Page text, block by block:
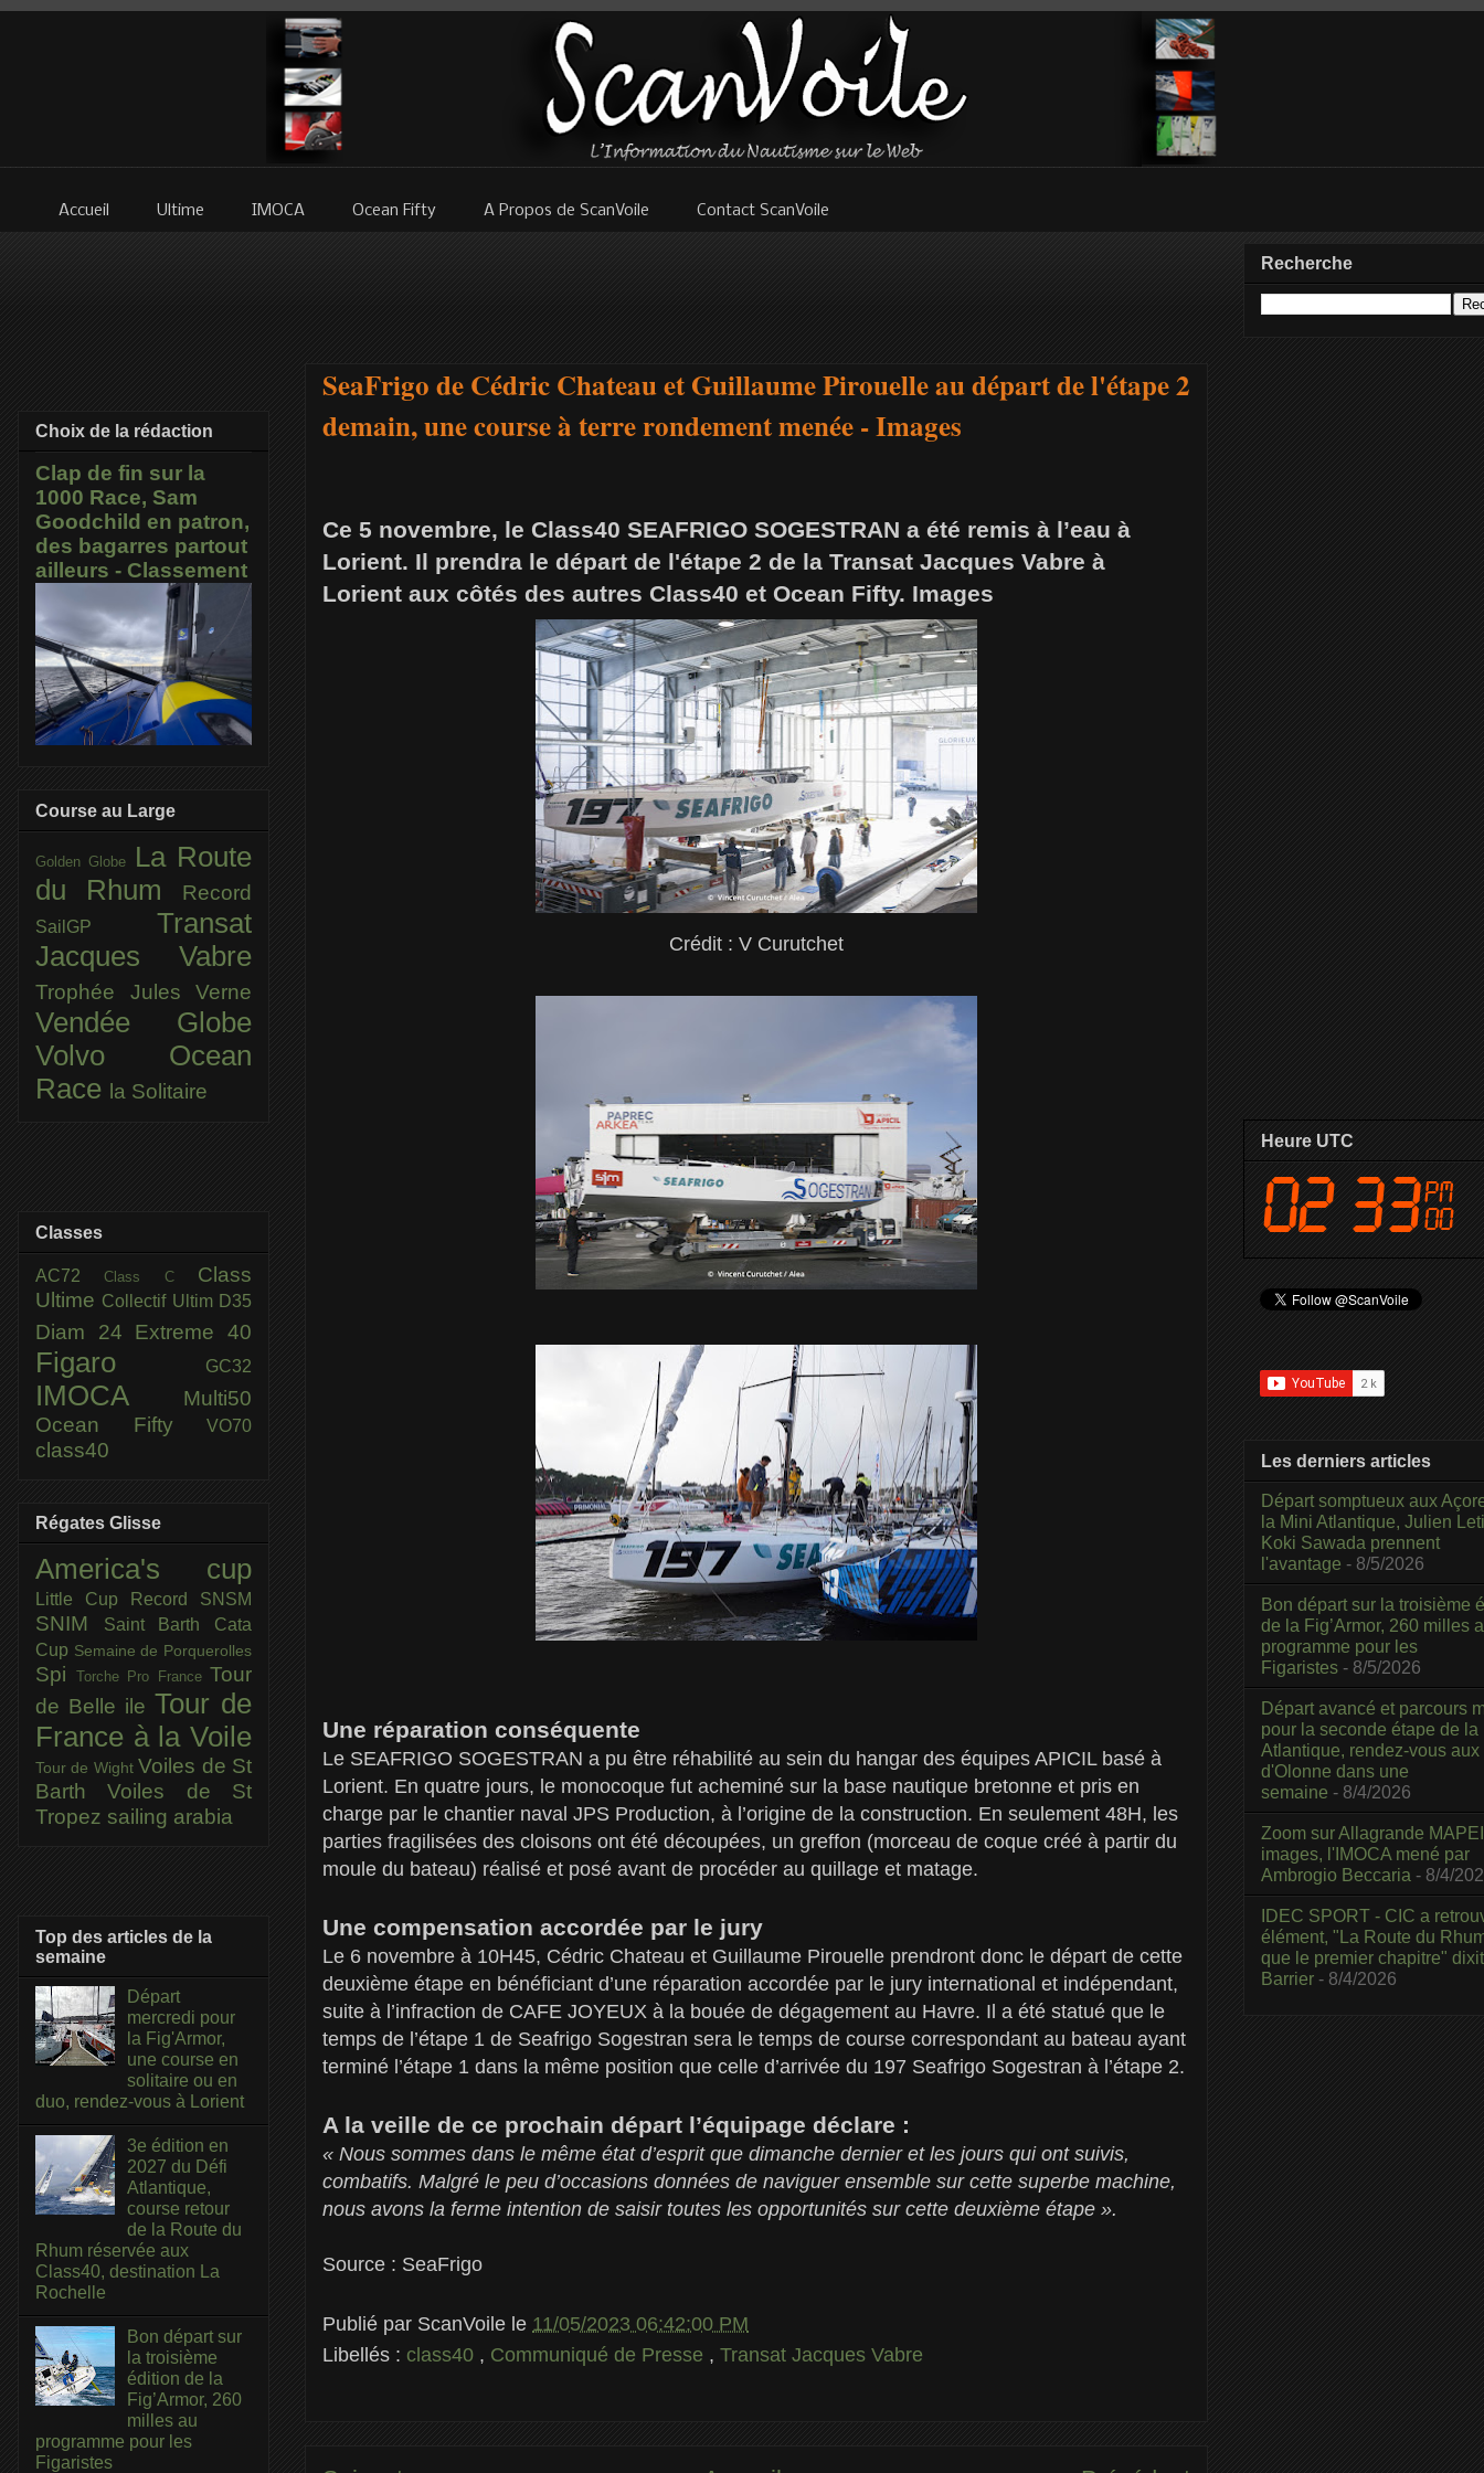
Accueil Ultime IMOCA Ocean Fifty A Propos de ScanVoile Contact ScanVoile
SeaFrigo de Cédric Chateau et Guillaume Pirouelle au départ de l'étape 2
demain, une course à terre rondement menée - Images
Ce 5 novembre, le Class40 SEAFRIGO SOGESTRAN a été remis à l’eau à
Lorient. Il prendra le départ de l'étape 2 de la Transat Jacques Vabre à
Lorient aux côtés des autres Class40 et Ocean Fifty. Images
Crédit : V Curutchet
Une réparation conséquente
Le SEAFRIGO SOGESTRAN a pu être réhabilité au sein du hangar des équipes APICIL basé à
Lorient. En quatre jours, le monocoque fut acheminé sur la base nautique bretonne et pris en
charge par le chantier naval JPS Production, à l’origine de la construction. En seulement 48H, les
parties fragilisées des cloisons ont été découpées, un greffon (morceau de coque créé à partir du
moule du bateau) réalisé et posé avant de procéder au quillage et matage.
Une compensation accordée par le jury
Le 6 novembre à 10H45, Cédric Chateau et Guillaume Pirouelle prendront donc le départ de cette
deuxième étape en bénéficiant d’une réparation accordée par le jury international et indépendant,
suite à l’infraction de CAFE JOYEUX à la bouée de dégagement au Havre. Il a été statué que le
temps de l’étape 1 de Seafrigo Sogestran sera le temps de course correspondant au bateau ayant
terminé l’étape 1 dans la même position que celle d’arrivée du 197 Seafrigo Sogestran à l’étape 2.
A la veille de ce prochain départ l’équipage déclare :
« Nous sommes dans le même état d’esprit que dimanche dernier et les jours qui ont suivis,
combatifs. Malgré le peu d’occasions données de naviguer ensemble sur cette superbe machine,
nous avons la ferme intention de saisir toutes les opportunités sur cette deuxième étape ».
Source : SeaFrigo
Publié par ScanVoile le 11/05/2023 06:42:00 PM
Libellés : class40 , Communiqué de Presse , Transat Jacques Vabre
Choix de la rédaction
Clap de fin sur la
1000 Race, Sam
Goodchild en patron,
des bagarres partout
ailleurs - Classement
Course au Large
Golden Globe
La Route
du Rhum
Record
SailGP Transat
Jacques Vabre
Trophée Jules Verne
Vendée Globe
Volvo Ocean
Race la Solitaire
Classes
AC72Class C Class
Ultime Collectif Ultim D35
Diam 24 Extreme 40
Figaro GC32
IMOCA
Multi50
Ocean Fifty
VO70
class40
Régates Glisse
America's cup
Little Cup Record SNSM
SNIM
Saint Barth Cata
Cup Semaine de Porquerolles
Spi Torche Pro France Tour
de Belle ile Tour de
France à la Voile
Tour de Wight Voiles de St
BarthVoiles de St
Tropez sailing arabia
Top des articles de la
semaine
Départ
mercredi pour
la Fig'Armor,
une course en
solitaire ou en
duo, rendez-vous à Lorient
3e édition en
2027 du Défi
Atlantique,
course retour
de la Route du
Rhum réservée aux
Class40, destination La
Rochelle
Bon départ sur
la troisième
édition de la
Fig’Armor, 260
milles au
programme pour les
Figaristes
Recherche
Heure UTC
Les derniers articles
Départ somptueux aux
la Mini Atlantique, Julien
Koki Sawada prennent
l'avantage - 8/5/2026
Bon départ sur la troisième
de la Fig’Armor, 260 milles
programme pour les
Figaristes - 8/5/2026
Départ avancé et parcours
pour la seconde étape de la
Atlantique, rendez-vous
d'Olonne dans une
semaine - 8/4/2026
Zoom sur Allagrande
images, l'IMOCA mené par
Ambrogio Beccaria - 8/4/
IDEC SPORT - CIC a
élément, "La Route du
que le premier chapitre"
Barrier - 8/4/2026